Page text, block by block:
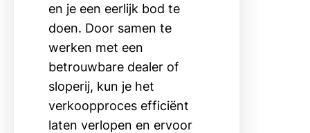
en je een eerlijk bod te
doen. Door samen te
werken met een
betrouwbare dealer of
sloperij, kun je het
verkoopproces efficiënt
laten verlopen en ervoor